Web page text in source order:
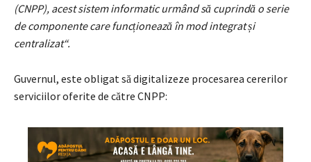
(CNPP), acest sistem informatic urmând să cuprindă o serie
de componente care funcționează în mod integrat și
centralizat“.
Guvernul, este obligat să digitalizeze procesarea cererilor
serviciilor oferite de către CNPP: